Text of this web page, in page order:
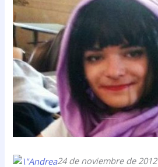
24 de noviembre de 2012